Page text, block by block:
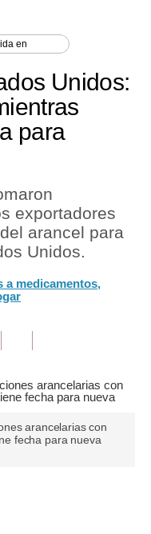
en
Unidos:
para
exportadores
arancel para
Unidos.
a medicamentos,
arancelarias con
fecha para nueva